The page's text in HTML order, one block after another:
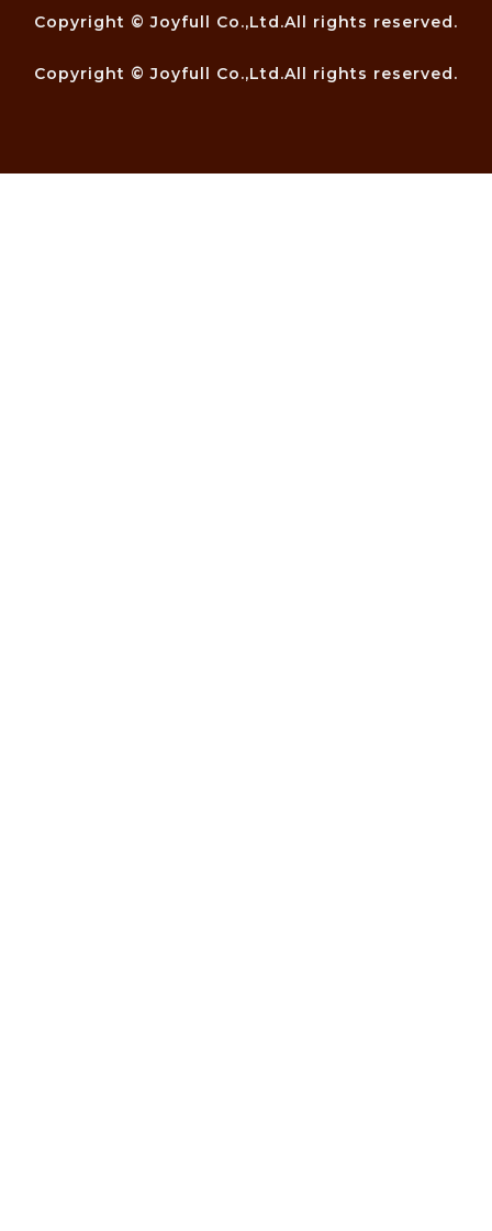
Copyright © Joyfull Co.,Ltd.All rights reserved.
Copyright © Joyfull Co.,Ltd.All rights reserved.